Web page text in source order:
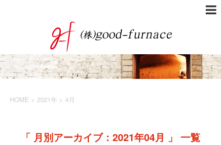
HOME > 2021年 > 4月
「 月別アーカイブ：2021年04月 」 一覧